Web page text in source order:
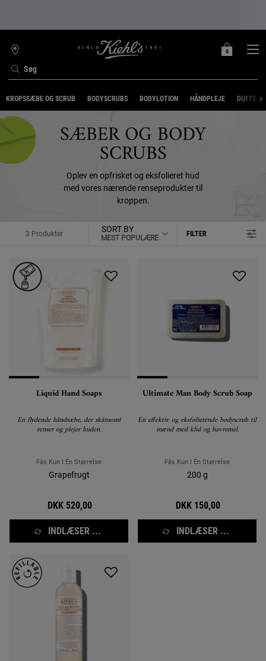
Søg
FIND
BUTIK
MIN
0
0 PRODUKT
KROPSSÆBE OG SCRUB BODYSCRUBS BODYLOTION HÅNDPLEJE DUFTE
SÆBER OG BODY
SCRUBS
Oplev en opfrisket og eksfolieret hud
med vores nærende renseprodukter til
kroppen.
3 Produkter SORT BY FILTER
FILTER MENU
Liquid Hand Soaps
En flydende håndsæbe, der skånsomt
renser og plejer huden.
Fås Kun I Én Størrelse
Grapefrugt
DKK 520,00
INDLÆSER ...
Ultimate Man Body Scrub Soap
En effektiv og eksfolierende bodyscrub til
mænd med klid og havremel.
Fås Kun I Én Størrelse
200 g
DKK 150,00
INDLÆSER ...